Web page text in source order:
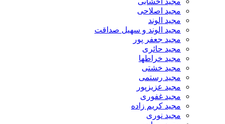
مجید اصلاحی
مجید الوند‎
مجید الوند و سهیل صداقت
مجید جعفر پور
مجید حائری
مجید خراطها
مجید خشتی
مجید رستمی
مجید عزیزپور
مجید غفوری
مجید کریم زاده
مجید نوری